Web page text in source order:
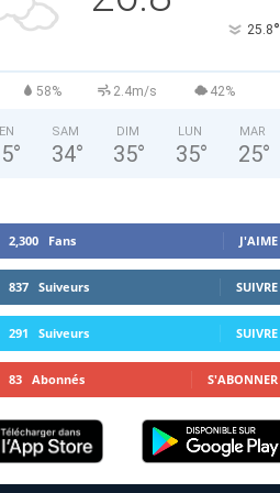
25.8°
58% 2.4m/s 42%
°
SAM
34°
DIM
35°
LUN
35°
MAR
25°
2,300 Fans J'AIME
837 Suiveurs SUIVRE
291 Suiveurs SUIVRE
83 Abonnés S'ABONNER